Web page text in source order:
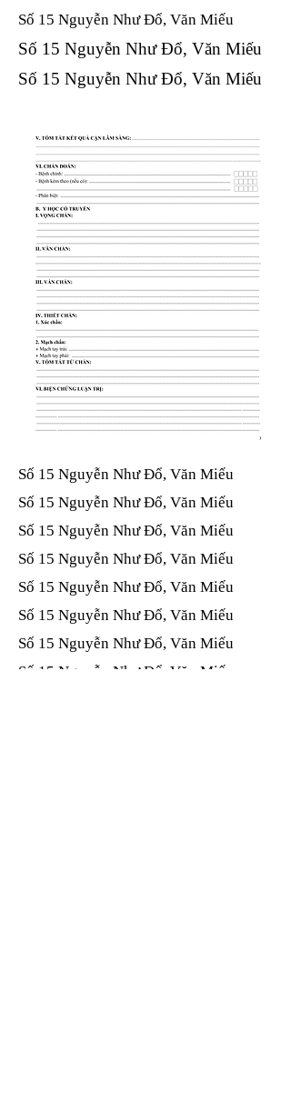
Số 15 Nguyễn Như Đổ, Văn Miếu​​​​
Số 15 Nguyễn Như Đổ, Văn Miếu​​​​
Số 15 Nguyễn Như Đổ, Văn Miếu​​​​
Số 15 Nguyễn Như Đổ, Văn Miếu​​​​
Số 15 Nguyễn Như Đổ, Văn Miếu​​​​
Số 15 Nguyễn Như Đổ, Văn Miếu​​​​
Số 15 Nguyễn Như Đổ, Văn Miếu​​​​
Số 15 Nguyễn Như Đổ, Văn Miếu​​​​
Số 15 Nguyễn Như Đổ, Văn Miếu​​​​
Số 15 Nguyễn Như Đổ, Văn Miếu​​​​
Số 15 Nguyễn Như Đổ, Văn Miếu​​​​